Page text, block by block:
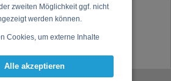
zweiten Möglichkeit ggf. nicht
werden können.
Cookies, um externe Inhalte
soziale Medien anbieten zu
Alle akzeptieren
Weber Musikverlag Inc.
2